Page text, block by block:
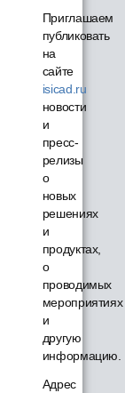
Приглашаем
публиковать
на
сайте
isicad.ru
новости
и
пресс-
релизы
о
новых
решениях
и
продуктах,
о
проводимых
мероприятиях
и
другую
информацию.
Адрес